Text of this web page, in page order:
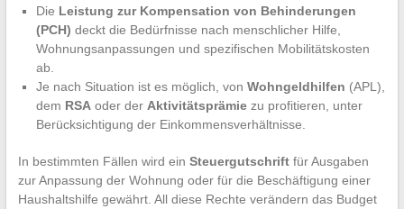
Die Leistung zur Kompensation von Behinderungen
(PCH) deckt die Bedürfnisse nach menschlicher Hilfe,
Wohnungsanpassungen und spezifischen Mobilitätskosten
ab.
Je nach Situation ist es möglich, von Wohngeldhilfen (APL),
dem RSAoder der Aktivitätsprämiezu profitieren, unter
Berücksichtigung der Einkommensverhältnisse.
In bestimmten Fällen wird ein Steuergutschriftfür Ausgaben
zur Anpassung der Wohnung oder für die Beschäftigung einer
Haushaltshilfe gewährt. All diese Rechte verändern das Budget